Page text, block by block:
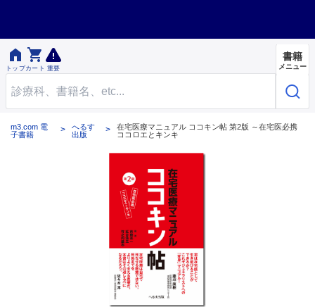

トップ

カート 重要
書籍
メニュー
m3.com 電
子書籍
へるす
出版
在宅医療マニュアル ココキン帖 第2版 ～在宅医必携
ココロエとキンキ